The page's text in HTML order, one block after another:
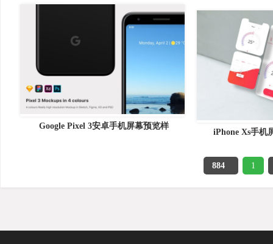
Google Pixel 3安卓手机屏幕预览样
iPhone Xs手机
884 1